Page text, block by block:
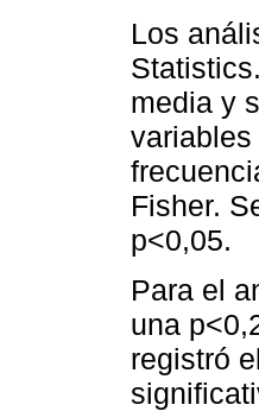
Los
media y
Fisher.
p<0,05.
Para el
una
registró